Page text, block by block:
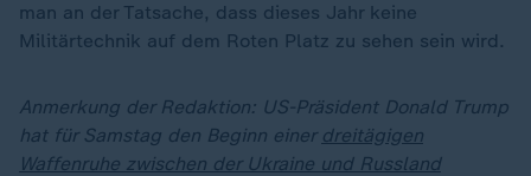
man an der Tatsache, dass dieses Jahr keine
Militärtechnik auf dem Roten Platz zu sehen sein wird.
Anmerkung der Redaktion: US-Präsident Donald Trump
hat für Samstag den Beginn einer dreitägigen
Waffenruhe zwischen der Ukraine und Russland